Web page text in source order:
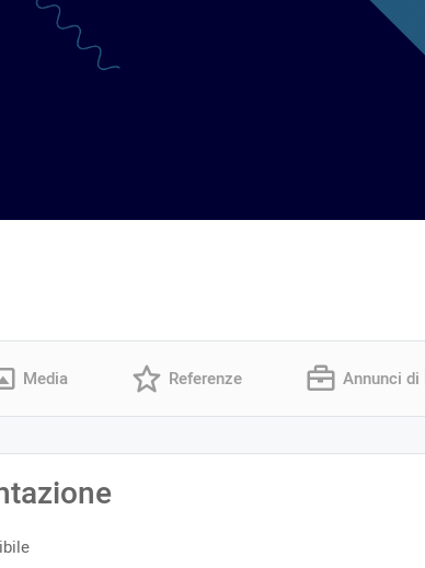
Media Referenze Annunci di